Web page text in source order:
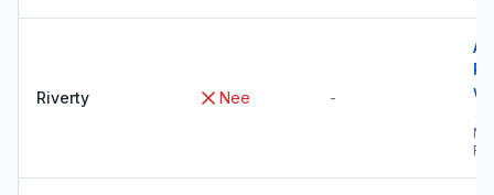
Riverty Nee -
→